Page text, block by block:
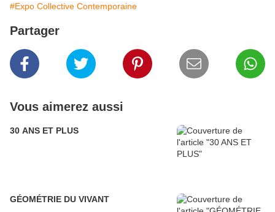
#Expo Collective Contemporaine
Partager
Vous aimerez aussi
30 ANS ET PLUS
GÉOMÉTRIE DU VIVANT